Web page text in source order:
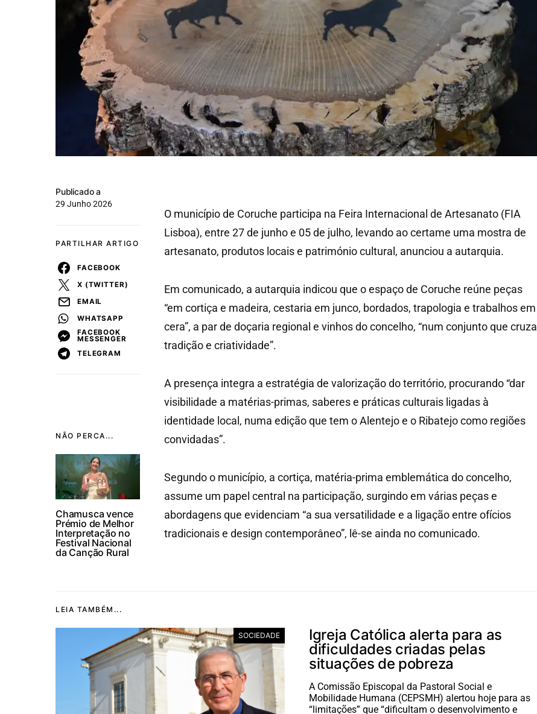
NÃO PERCA...
Chamusca vence
Prémio de Melhor
Interpretação no
Festival Nacional
da Canção Rural
Publicado a
29 Junho 2026
PARTILHAR ARTIGO
FACEBOOK
X (TWITTER)
EMAIL
WHATSAPP
FACEBOOK
MESSENGER
TELEGRAM
O município de Coruche participa na Feira Internacional de Artesanato (FIA
Lisboa), entre 27 de junho e 05 de julho, levando ao certame uma mostra de
artesanato, produtos locais e património cultural, anunciou a autarquia.
Em comunicado, a autarquia indicou que o espaço de Coruche reúne peças
“em cortiça e madeira, cestaria em junco, bordados, trapologia e trabalhos em
cera”, a par de doçaria regional e vinhos do concelho, “num conjunto que cruza
tradição e criatividade”.
A presença integra a estratégia de valorização do território, procurando “dar
visibilidade a matérias-primas, saberes e práticas culturais ligadas à
identidade local, numa edição que tem o Alentejo e o Ribatejo como regiões
convidadas”.
Segundo o município, a cortiça, matéria-prima emblemática do concelho,
assume um papel central na participação, surgindo em várias peças e
abordagens que evidenciam “a sua versatilidade e a ligação entre ofícios
tradicionais e design contemporâneo”, lê-se ainda no comunicado.
LEIA TAMBÉM...
SOCIEDADE
Igreja Católica alerta para as
dificuldades criadas pelas
situações de pobreza
A Comissão Episcopal da Pastoral Social e
Mobilidade Humana (CEPSMH) alertou hoje para as
“limitações” que “dificultam o desenvolvimento e